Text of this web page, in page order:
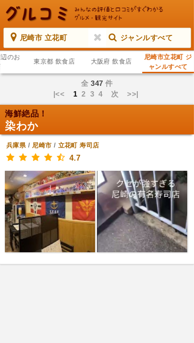
尼崎市 立花町 ジャンルすべて
のお
東京都 飲食店 大阪府 飲食店
尼崎市立花町 ジ
ャンルすべて
全347 件
|<< 12 3 4 次 >>|
海鮮絶品！
染わか
兵庫県/ 尼崎市 / 立花町 寿司店
4.7